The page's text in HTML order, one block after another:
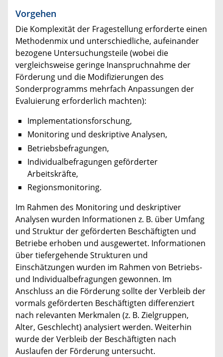
Vorgehen
Die Komplexität der Fragestellung erforderte einen
Methodenmix und unterschiedliche, aufeinander
bezogene Untersuchungsteile (wobei die
vergleichsweise geringe Inanspruchnahme der
Förderung und die Modifizierungen des
Sonderprogramms mehrfach Anpassungen der
Evaluierung erforderlich machten):
Implementationsforschung,
Monitoring und deskriptive Analysen,
Betriebsbefragungen,
Individualbefragungen geförderter
Arbeitskräfte,
Regionsmonitoring.
Im Rahmen des Monitoring und deskriptiver
Analysen wurden Informationen z. B. über Umfang
und Struktur der geförderten Beschäftigten und
Betriebe erhoben und ausgewertet. Informationen
über tiefergehende Strukturen und
Einschätzungen wurden im Rahmen von Betriebs-
und Individualbefragungen gewonnen. Im
Anschluss an die Förderung sollte der Verbleib der
vormals geförderten Beschäftigten differenziert
nach relevanten Merkmalen (z. B. Zielgruppen,
Alter, Geschlecht) analysiert werden. Weiterhin
wurde der Verbleib der Beschäftigten nach
Auslaufen der Förderung untersucht.